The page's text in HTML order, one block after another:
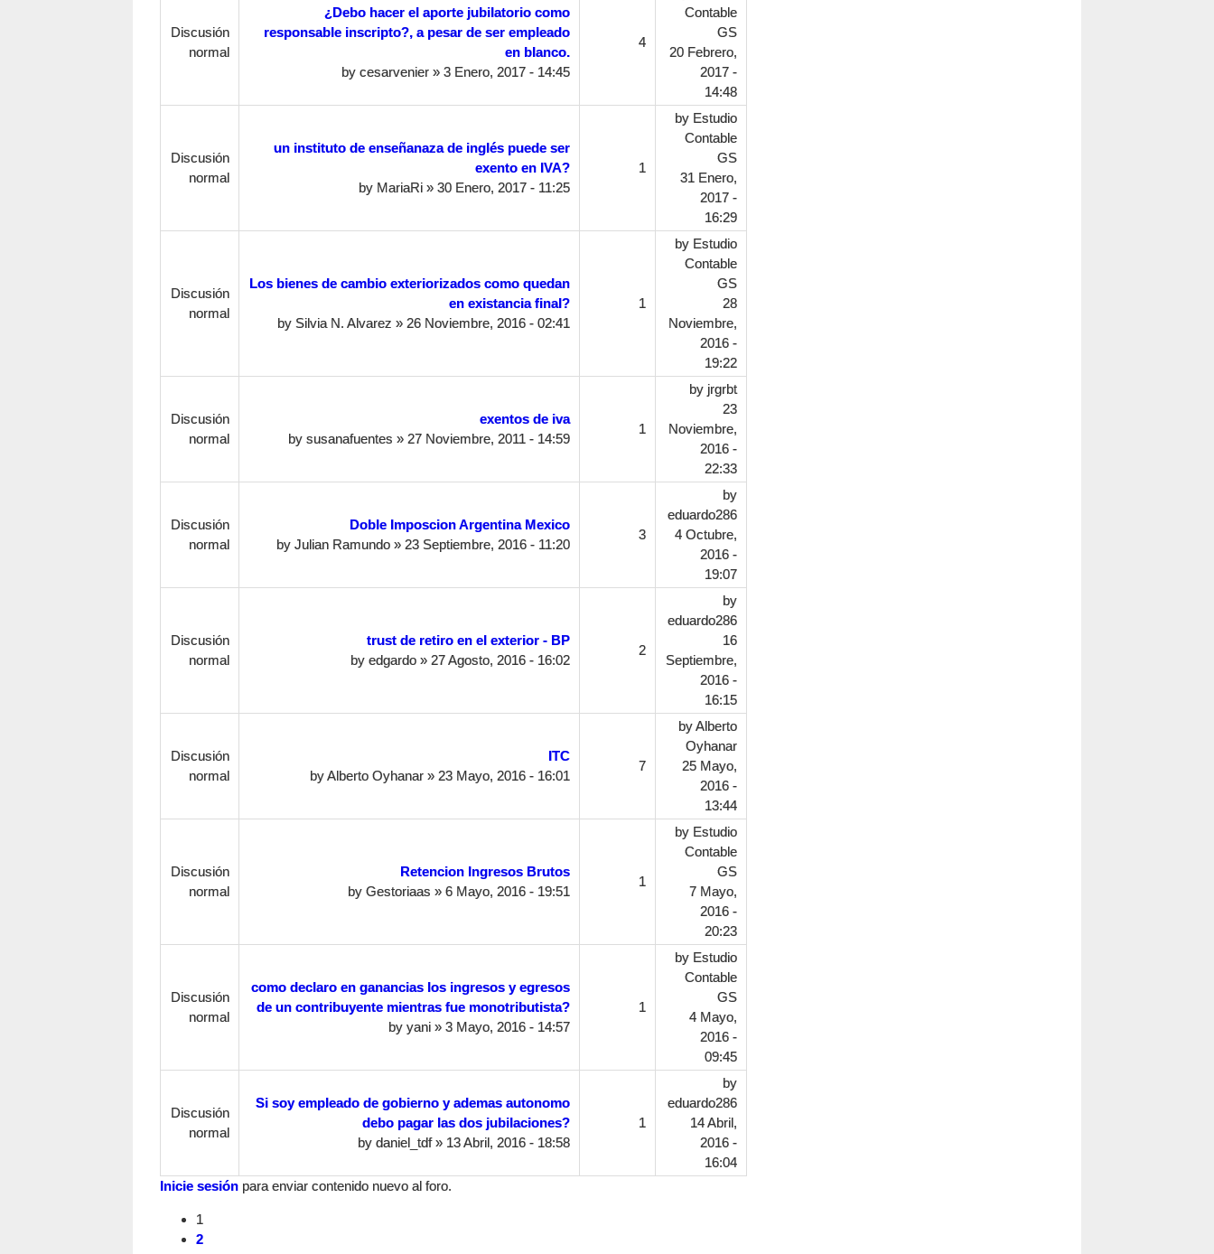
Discusión
normal
¿Debo hacer el aporte jubilatorio como
responsable inscripto?, a pesar de ser empleado
en blanco.
by cesarvenier» 3 Enero, 2017 - 14:45
4
Contable
GS
20 Febrero,
2017 -
14:48
Discusión
normal
un instituto de enseñanaza de inglés puede ser
exento en IVA?
by MariaRi» 30 Enero, 2017 - 11:25
1
by Estudio
Contable
GS
31 Enero,
2017 -
16:29
Discusión
normal
Los bienes de cambio exteriorizados como quedan
en existancia final?
by Silvia N. Alvarez » 26 Noviembre, 2016 - 02:41
1
by Estudio
Contable
GS
28
Noviembre,
2016 -
19:22
Discusión
normal
exentos de iva
by susanafuentes » 27 Noviembre, 2011 - 14:59
1
by jrgrbt
23
Noviembre,
2016 -
22:33
Discusión
normal
Doble Imposcion Argentina Mexico
by Julian Ramundo» 23 Septiembre, 2016 - 11:20
3
by
eduardo286
4 Octubre,
2016 -
19:07
Discusión
normal
trust de retiro en el exterior - BP
by edgardo» 27 Agosto, 2016 - 16:02
2
by
eduardo286
16
Septiembre,
2016 -
16:15
Discusión
normal
ITC
byAlberto Oyhanar» 23 Mayo, 2016 - 16:01
7
byAlberto
Oyhanar
25 Mayo,
2016 -
13:44
Discusión
normal
Retencion Ingresos Brutos
by Gestoriaas » 6 Mayo, 2016 - 19:51
1
by Estudio
Contable
GS
7 Mayo,
2016 -
20:23
Discusión
normal
como declaro en ganancias los ingresos y egresos
de un contribuyente mientras fue monotributista?
by yani» 3 Mayo, 2016 - 14:57
1
by Estudio
Contable
GS
4 Mayo,
2016 -
09:45
Discusión
normal
Si soy empleado de gobierno y ademas autonomo
debo pagar las dos jubilaciones?
by daniel_tdf» 13 Abril, 2016 - 18:58
1
by
eduardo286
14 Abril,
2016 -
16:04
Inicie sesión para enviar contenido nuevo al foro.
1
2